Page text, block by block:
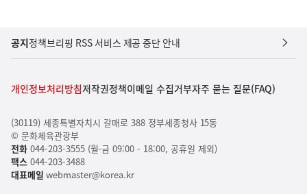
공지정책브리핑 RSS 서비스 제공 중단 안내
개인정보처리방침저작권정책이메일 수집거부자주 묻는 질문(FAQ)
(30119) 세종특별자치시 갈매로 388 정부세종청사 15동
© 문화체육관광부
전화044-203-3555 (월-금 09:00 - 18:00, 공휴일 제외)
팩스044-203-3488
대표메일 webmaster@korea.kr